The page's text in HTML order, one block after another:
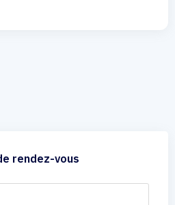
rendez-vous